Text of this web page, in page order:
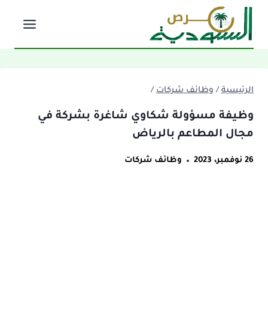
التجاوز
المحتوى
الرئيسية / وظائف شركات /
وظيفة مسؤولة شكاوي شاغرة بشركة في
مجال المطاعم بالرياض
26 نوفمبر، 2023 وظائف شركات